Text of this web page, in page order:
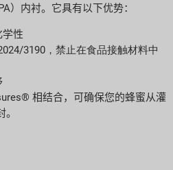
）内衬。它具有以下优势：
性
3190， 禁止在食品接触材料中
相结合，可确保您的蜂蜜从灌